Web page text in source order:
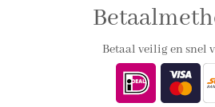
Betaal veilig en snel